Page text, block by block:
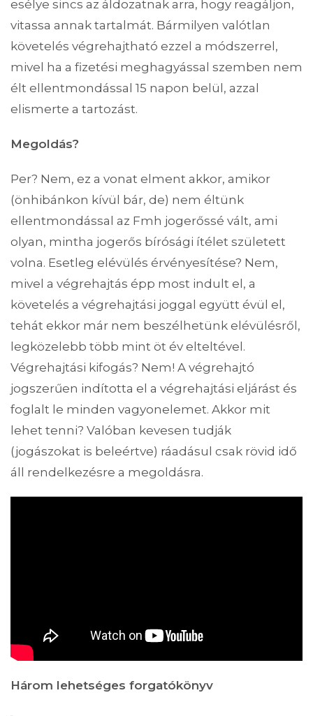
esélye sincs az áldozatnak arra, hogy reagáljon,
vitassa annak tartalmát. Bármilyen valótlan
követelés végrehajtható ezzel a módszerrel,
mivel ha a fizetési meghagyással szemben nem
élt ellentmondással 15 napon belül, azzal
elismerte a tartozást.
Megoldás?
Per? Nem, ez a vonat elment akkor, amikor
(önhibánkon kívül bár, de) nem éltünk
ellentmondással az Fmh jogerőssé vált, ami
olyan, mintha jogerős bírósági ítélet született
volna. Esetleg elévülés érvényesítése? Nem,
mivel a végrehajtás épp most indult el, a
követelés a végrehajtási joggal együtt évül el,
tehát ekkor már nem beszélhetünk elévülésről,
legközelebb több mint öt év elteltével.
Végrehajtási kifogás? Nem! A végrehajtó
jogszerűen indította el a végrehajtási eljárást és
foglalt le minden vagyonelemet. Akkor mit
lehet tenni? Valóban kevesen tudják
(jogászokat is beleértve) ráadásul csak rövid idő
áll rendelkezésre a megoldásra.
Három lehetséges forgatókönyv